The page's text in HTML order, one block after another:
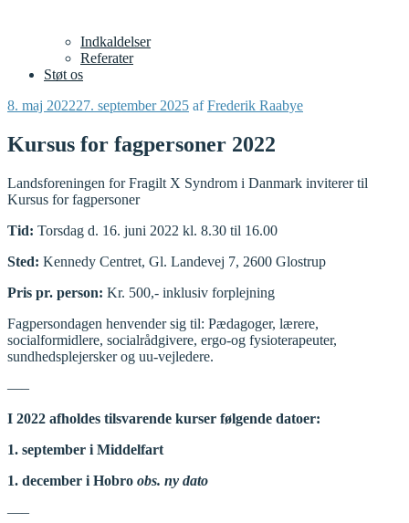
Indkaldelser
Referater
Støt os
Udgivet
8. maj 202227. september 2025 afFrederik Raabye
Kursus for fagpersoner 2022
Landsforeningen for Fragilt X Syndrom i Danmark inviterer til
Kursus for fagpersoner
Tid: Torsdag d. 16. juni 2022 kl. 8.30 til 16.00
Sted: Kennedy Centret, Gl. Landevej 7, 2600 Glostrup
Pris pr. person: Kr. 500,- inklusiv forplejning
Fagpersondagen henvender sig til: Pædagoger, lærere,
socialformidlere, socialrådgivere, ergo-og fysioterapeuter,
sundhedsplejersker og uu-vejledere.
—–
I 2022 afholdes tilsvarende kurser følgende datoer:
1. september i Middelfart
1. december i Hobro obs. ny dato
—–